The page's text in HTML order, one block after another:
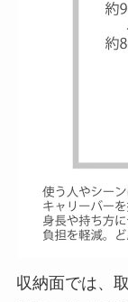
収納面では、